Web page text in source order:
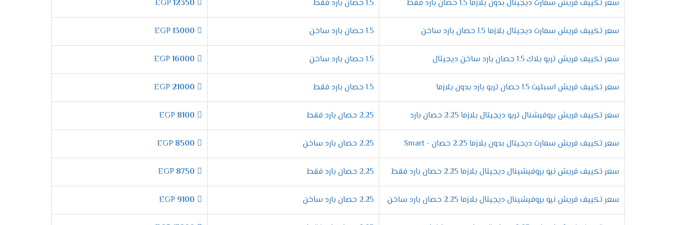
الانفراد بمبادلات عالية الكفاءة
تحتوى المبادلات الحرارية على الكثير من المميزات المختلفة التى تجعله اكثر كفاءة فنحن نقوم بصناعتها بشكل عالى الدقة وتكون من أكفئ انواع المواسير التى تكون
من النحاس لكى تتحمل مرور الغاز بها كما أننا نهتم بالتجويف الداخلى لها لتكون أكثر أمان وكفاءة .
التحكم فى توجيه الهواء يدويا
ولتلك السبب يكون مكيف فريش من اهم المكيفات التى توجد فى الاسواق .
مميزات تكييف فريش نيو بروفيشنال "ديجيتال بالبلازما 2024 "
التميز بالتشغيل الدافئ
احصل على أقوى الامكانيات الجديدة التى تتوافر فى أجهزة فريش المتطورة التى تعمل على الوضع الدافئ أيضا خلال فترة الشتاء لكى يتم توفير أفضل درجة من التدفئ
مهما كان البروده عالية لكى يتمكن العميل من قضاء جميع أعماله بشكل أفضل وبسيط .
التمتع بالصوت المنخفض للجهاز
الكمبريسور لكى يتم تشغيل الجهاز فى هدوء وراحة فنحن نهتم دائما بتوفير الافضل من اجل اسعادكم بكل جديد .
سعر تكييف فريش سمارت ديجيتال بدون بلازما 1.5 حصان بارد فقط 1.5 حصان بارد فقط 12350
سعر تكييف فريش سمارت ديجيتال بلازما 1.5 حصان بارد ساخن 1.5 حصان بارد ساخن 13000
سعر تكييف فريش تربو بلاك 1.5 حصان بارد ساخن ديجيتال 1.5 حصان بارد ساخن 16000
سعر تكييف فريش اسبليت 1.5 حصان تربو بارد بدون بلازما 1.5 حصان بارد فقط 21000
سعر تكييف فريش بروفيشنال تربو ديجيتال بلازما 2.25 حصان بارد 2.25 حصان بارد فقط 8100
سعر تكييف فريش سمارت ديجيتال بدون بلازما 2.25 حصان - Smart 2.25 حصان بارد ساخن 8500
سعر تكييف فريش نيو بروفيشينال ديجيتال بلازما 2.25 حصان بارد فقط 2.25 حصان بارد فقط 8750
سعر تكييف فريش نيو بروفيشينال ديجيتال بلازما 2.25 حصان بارد ساخن 2.25 حصان بارد ساخن 9100